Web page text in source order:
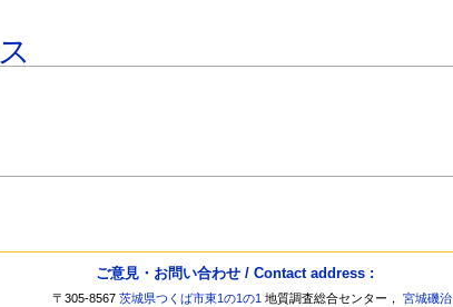
ご意見・お問い合わせ / Contact address :
〒305-8567茨城県つくば市東1の1の1 地質調査総合センター，宮城磯治